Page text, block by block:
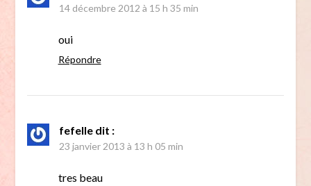
14 décembre 2012 à 15 h 35 min
oui
Répondre
fefelle dit :
23 janvier 2013 à 13 h 05 min
tres beau